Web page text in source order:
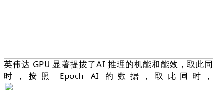
英伟达 GPU 显著提拔了AI 推理的机能和能效，取此同
时，按照 Epoch AI 的数据，取此同时，